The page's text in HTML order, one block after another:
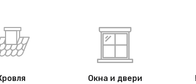
Окна и двери